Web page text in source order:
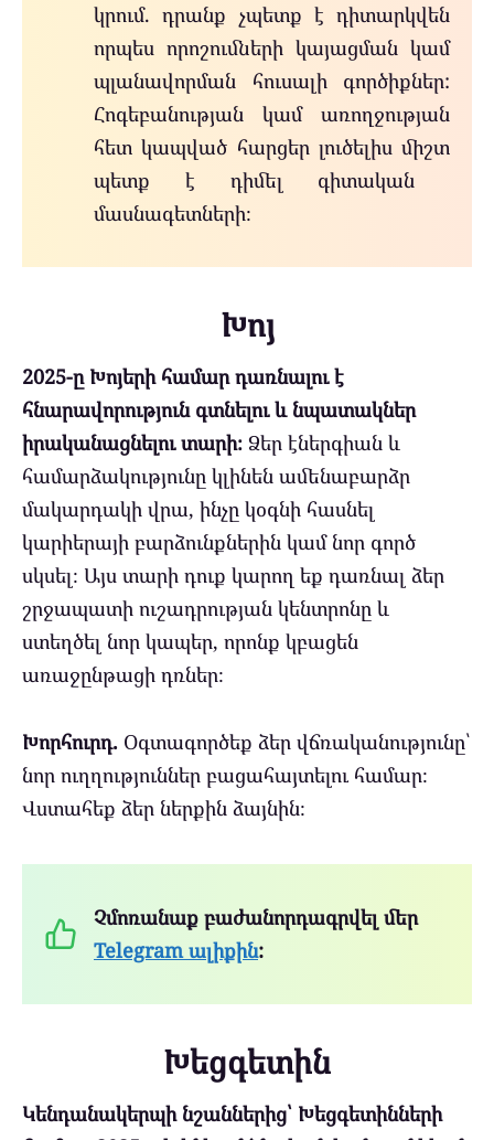
կրում. դրանք չպետք է դիտարկվեն
որպես որոշումների կայացման կամ
պլանավորման հուսալի գործիքներ:
Հոգեբանության կամ առողջության
հետ կապված հարցեր լուծելիս միշտ
պետք է դիմել գիտական ​​
մասնագետների։
Խոյ
2025-ը Խոյերի համար դառնալու է
հնարավորություն գտնելու և նպատակներ
իրականացնելու տարի։ Ձեր էներգիան և
համարձակությունը կլինեն ամենաբարձր
մակարդակի վրա, ինչը կօգնի հասնել
կարիերայի բարձունքներին կամ նոր գործ
սկսել։ Այս տարի դուք կարող եք դառնալ ձեր
շրջապատի ուշադրության կենտրոնը և
ստեղծել նոր կապեր, որոնք կբացեն
առաջընթացի դռներ։
Խորհուրդ. Օգտագործեք ձեր վճռականությունը՝
նոր ուղղություններ բացահայտելու համար։
Վստահեք ձեր ներքին ձայնին։
Չմոռանաք բաժանորդագրվել մեր
Telegram ալիքին:
Խեցգետին
Կենդանակերպի նշաններից՝ Խեցգետինների